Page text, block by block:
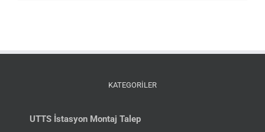
KATEGORİLER
UTTS İstasyon Montaj Talep